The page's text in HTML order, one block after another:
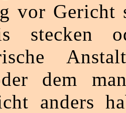
vor Gericht
stecken
dem
anders